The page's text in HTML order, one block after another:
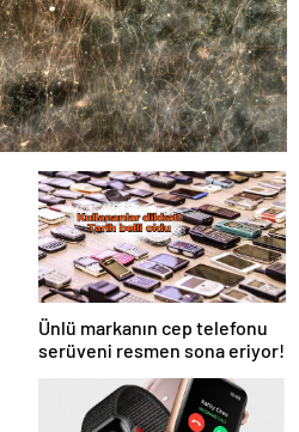
Ünlü markanın cep telefonu
serüveni resmen sona eriyor!